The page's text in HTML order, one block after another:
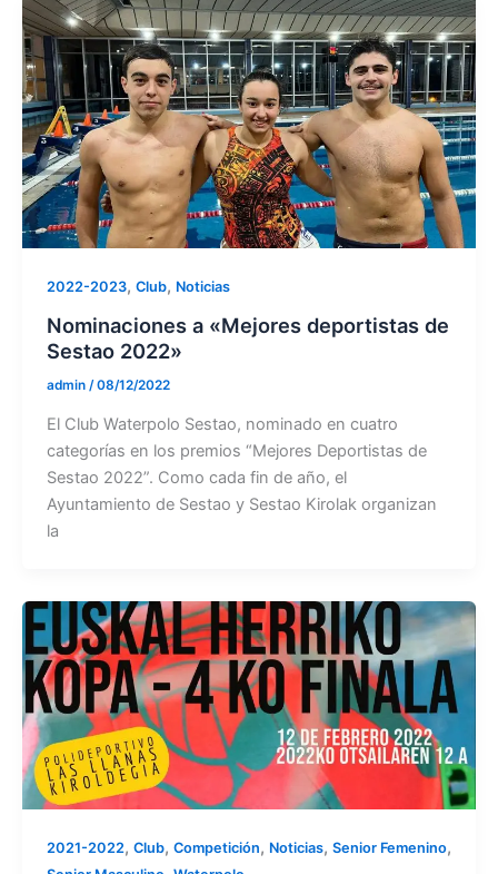
2022-2023, Club, Noticias
Nominaciones a «Mejores deportistas de
Sestao 2022»
admin /08/12/2022
El Club Waterpolo Sestao, nominado en cuatro
categorías en los premios “Mejores Deportistas de
Sestao 2022”. Como cada fin de año, el
Ayuntamiento de Sestao y Sestao Kirolak organizan
la
2021-2022, Club, Competición, Noticias, Senior Femenino,